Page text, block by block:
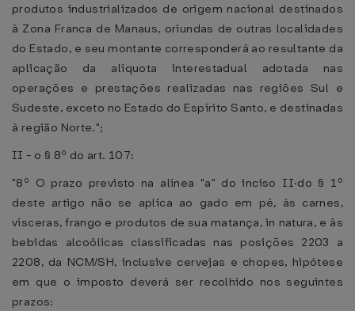
produtos industrializados de origem nacional destinados
à Zona Franca de Manaus, oriundas de outras localidades
do Estado, e seu montante corresponderá ao resultante da
aplicação da alíquota interestadual adotada nas
operações e prestações realizadas nas regiões Sul e
Sudeste, exceto no Estado do Espírito Santo, e destinadas
à região Norte.";
II - o § 8º do art. 107:
"8º O prazo previsto na alínea "a" do inciso II·do § 1º
deste artigo não se aplica ao gado em pé, às carnes,
vísceras, frango e produtos de sua matança, in natura, e às
bebidas alcoólicas classificadas nas posições 2203 a
2208, da NCM/SH, inclusive cervejas e chopes, hipótese
em que o imposto deverá ser recolhido nos seguintes
prazos: